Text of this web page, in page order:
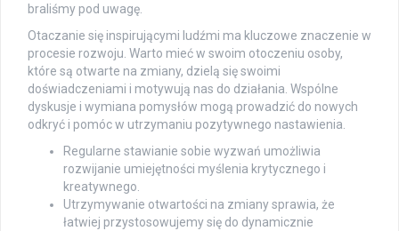
braliśmy pod uwagę.
Otaczanie się inspirującymi ludźmi ma kluczowe znaczenie w
procesie rozwoju. Warto mieć w swoim otoczeniu osoby,
które są otwarte na zmiany, dzielą się swoimi
doświadczeniami i motywują nas do działania. Wspólne
dyskusje i wymiana pomysłów mogą prowadzić do nowych
odkryć i pomóc w utrzymaniu pozytywnego nastawienia.
Regularne stawianie sobie wyzwań umożliwia
rozwijanie umiejętności myślenia krytycznego i
kreatywnego.
Utrzymywanie otwartości na zmiany sprawia, że
łatwiej przystosowujemy się do dynamicznie